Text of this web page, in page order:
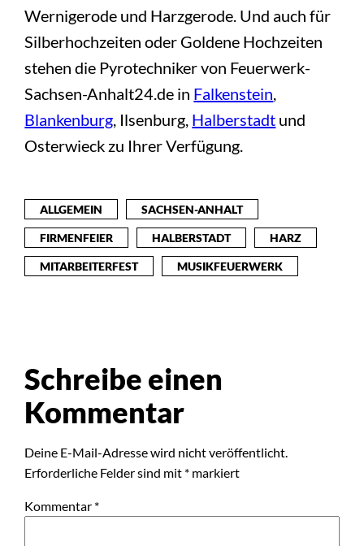
Wernigerode und Harzgerode. Und auch für
Silberhochzeiten oder Goldene Hochzeiten
stehen die Pyrotechniker von Feuerwerk-
Sachsen-Anhalt24.de in Falkenstein,
Blankenburg, Ilsenburg, Halberstadt und
Osterwieck zu Ihrer Verfügung.
ALLGEMEIN SACHSEN-ANHALT
FIRMENFEIER HALBERSTADT HARZ
MITARBEITERFEST MUSIKFEUERWERK
Schreibe einen
Kommentar
Deine E-Mail-Adresse wird nicht veröffentlicht.
Erforderliche Felder sind mit * markiert
Kommentar *